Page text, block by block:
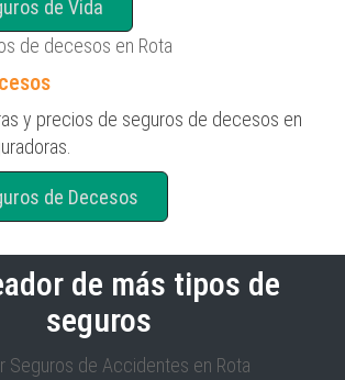
de Vida
y precios de seguros de decesos en
de Decesos
de más tipos de
seguros